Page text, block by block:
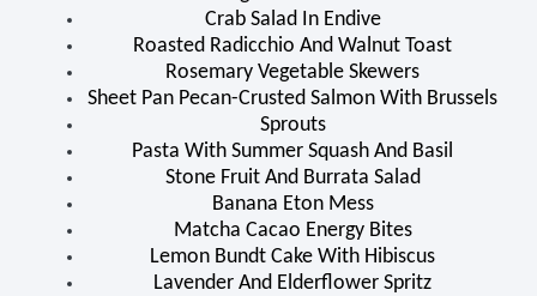
Crab Salad In Endive
Roasted Radicchio And Walnut Toast
Rosemary Vegetable Skewers
Sheet Pan Pecan-Crusted Salmon With Brussels
Sprouts
Pasta With Summer Squash And Basil
Stone Fruit And Burrata Salad
Banana Eton Mess
Matcha Cacao Energy Bites
Lemon Bundt Cake With Hibiscus
Lavender And Elderflower Spritz